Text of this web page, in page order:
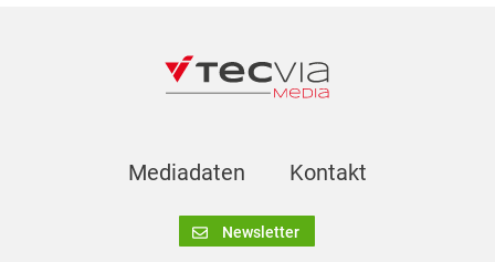
Mediadaten Kontakt
Newsletter